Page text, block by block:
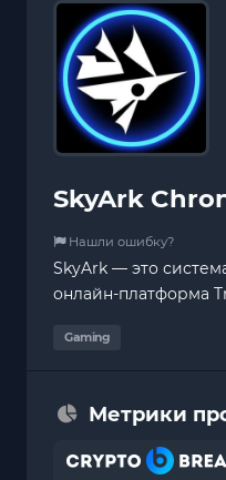
SkyArk
Нашли ошибку?
SkyArk — это
онлайн-платформа
Gaming
Метрики